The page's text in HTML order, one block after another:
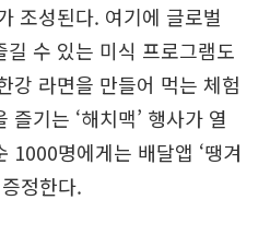
조성된다. 여기에 글로벌
수 있는 미식 프로그램도
강 라면을 만들어 먹는 체험
기는 ‘해치맥’ 행사가 열
1000명에게는 배달앱 ‘땡겨
정한다.